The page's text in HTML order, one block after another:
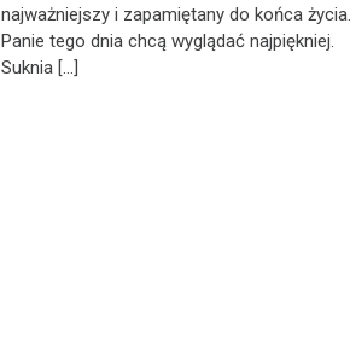
najważniejszy i zapamiętany do końca życia.
Panie tego dnia chcą wyglądać najpiękniej.
Suknia […]